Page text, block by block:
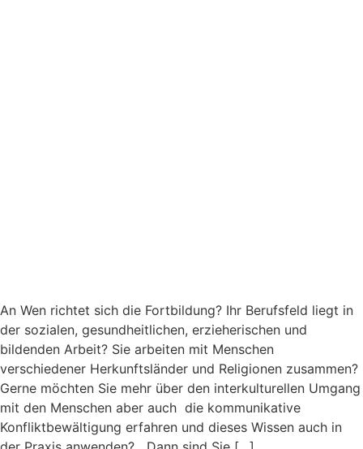
An Wen richtet sich die Fortbildung? Ihr Berufsfeld liegt in
der sozialen, gesundheitlichen, erzieherischen und
bildenden Arbeit? Sie arbeiten mit Menschen
verschiedener Herkunftsländer und Religionen zusammen?
Gerne möchten Sie mehr über den interkulturellen Umgang
mit den Menschen aber auch die kommunikative
Konfliktbewältigung erfahren und dieses Wissen auch in